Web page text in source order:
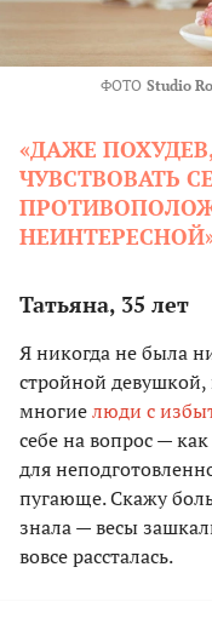
ФОТО Studio
«ДАЖЕ
ЧУВСТВОВАТЬ
Татьяна, 35 лет
Я никогда не была
стройной
многиелюди с
себе на вопрос —
для
пугающе. Скажу
знала — весы
вовсе рассталась.